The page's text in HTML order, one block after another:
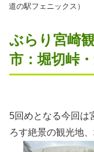
道の駅フェニックス）
ぶらり宮崎
市：堀切峠
5回めとなる今回は
ろす絶景の観光地